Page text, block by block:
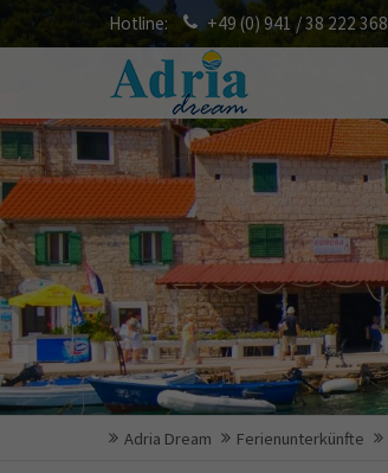
Hotline: +49 (0) 941 / 38 222 368
Adria Dream Ferienunterkünfte